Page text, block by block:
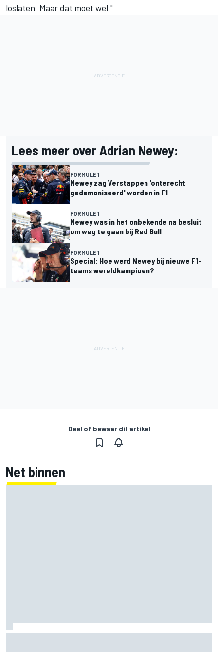
loslaten. Maar dat moet wel."
Lees meer over Adrian Newey:
FORMULE 1
Newey zag Verstappen 'onterecht
gedemoniseerd' worden in F1
FORMULE 1
Newey was in het onbekende na besluit
om weg te gaan bij Red Bull
FORMULE 1
Special: Hoe werd Newey bij nieuwe F1-
teams wereldkampioen?
Deel of bewaar dit artikel
Net binnen